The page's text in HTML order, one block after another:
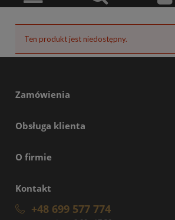
Ten produkt jest niedostępny.
Zamówienia
Obsługa klienta
O firmie
Kontakt
+48 699 577 774